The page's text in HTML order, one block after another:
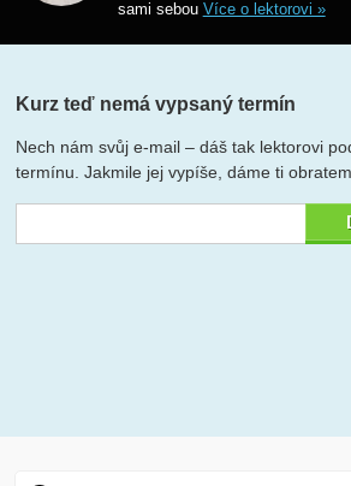
sami sebou Více o lektorovi »
Kurz teď nemá vypsaný termín
Nech nám svůj e-mail – dáš tak lektorovi
termínu. Jakmile jej vypíše, dáme ti